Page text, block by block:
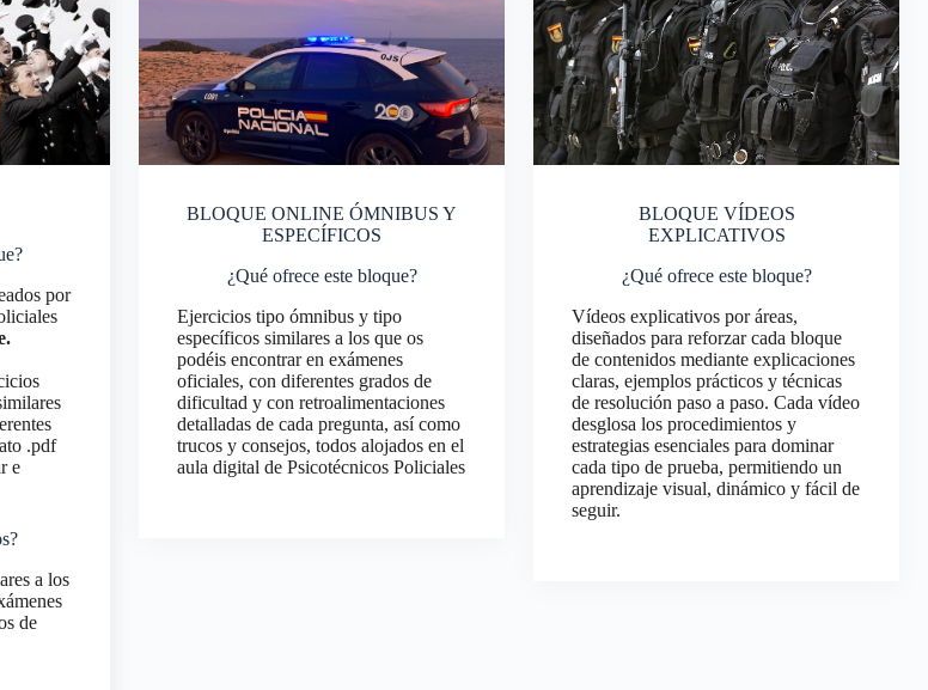
por
.pdf
e
a los
de
BLOQUE ONLINE ÓMNIBUS Y
ESPECÍFICOS
¿Qué ofrece este bloque?
Ejercicios tipo ómnibus y tipo
específicos similares a los que os
podéis encontrar en exámenes
oficiales, con diferentes grados de
dificultad y con retroalimentaciones
detalladas de cada pregunta, así como
trucos y consejos, todos alojados en el
aula digital de Psicotécnicos Policiales
BLOQUE VÍDEOS
EXPLICATIVOS
¿Qué ofrece este bloque?
Vídeos explicativos por áreas,
diseñados para reforzar cada bloque
de contenidos mediante explicaciones
claras, ejemplos prácticos y técnicas
de resolución paso a paso. Cada vídeo
desglosa los procedimientos y
estrategias esenciales para dominar
cada tipo de prueba, permitiendo un
aprendizaje visual, dinámico y fácil de
seguir.